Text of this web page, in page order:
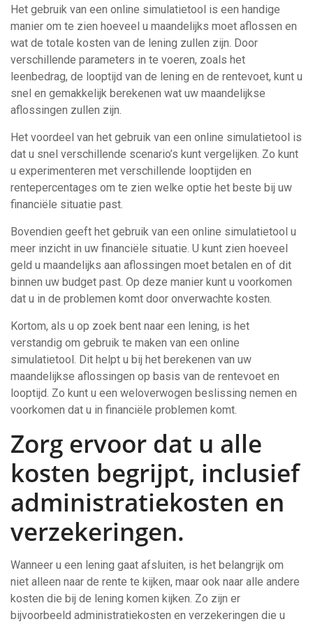
Het gebruik van een online simulatietool is een handige
manier om te zien hoeveel u maandelijks moet aflossen en
wat de totale kosten van de lening zullen zijn. Door
verschillende parameters in te voeren, zoals het
leenbedrag, de looptijd van de lening en de rentevoet, kunt u
snel en gemakkelijk berekenen wat uw maandelijkse
aflossingen zullen zijn.
Het voordeel van het gebruik van een online simulatietool is
dat u snel verschillende scenario’s kunt vergelijken. Zo kunt
u experimenteren met verschillende looptijden en
rentepercentages om te zien welke optie het beste bij uw
financiële situatie past.
Bovendien geeft het gebruik van een online simulatietool u
meer inzicht in uw financiële situatie. U kunt zien hoeveel
geld u maandelijks aan aflossingen moet betalen en of dit
binnen uw budget past. Op deze manier kunt u voorkomen
dat u in de problemen komt door onverwachte kosten.
Kortom, als u op zoek bent naar een lening, is het
verstandig om gebruik te maken van een online
simulatietool. Dit helpt u bij het berekenen van uw
maandelijkse aflossingen op basis van de rentevoet en
looptijd. Zo kunt u een weloverwogen beslissing nemen en
voorkomen dat u in financiële problemen komt.
Zorg ervoor dat u alle
kosten begrijpt, inclusief
administratiekosten en
verzekeringen.
Wanneer u een lening gaat afsluiten, is het belangrijk om
niet alleen naar de rente te kijken, maar ook naar alle andere
kosten die bij de lening komen kijken. Zo zijn er
bijvoorbeeld administratiekosten en verzekeringen die u